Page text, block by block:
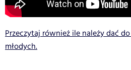
Przeczytaj również ile należy dać
młodych.